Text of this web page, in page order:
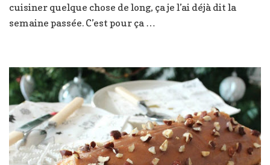
chèvre
cuisiner quelque chose de long, ça je l’ai déjà dit la
semaine passée. C’est pour ça …